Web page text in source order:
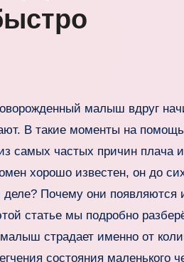
В такие моменты на
самых частых причин плача
хорошо известен, он до
деле? Почему они появляются
статье мы подробно
страдает именно от
состояния маленького